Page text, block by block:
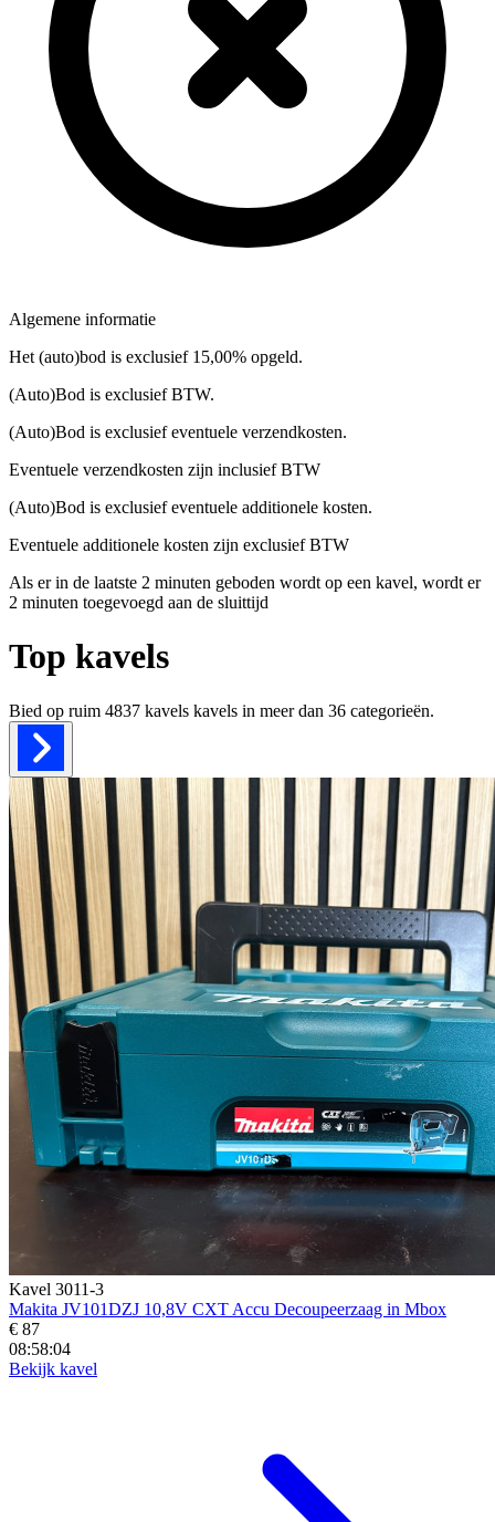
Algemene informatie
Het (auto)bod is exclusief 15,00% opgeld.
(Auto)Bod is exclusief BTW.
(Auto)Bod is exclusief eventuele verzendkosten.
Eventuele verzendkosten zijn inclusief BTW
(Auto)Bod is exclusief eventuele additionele kosten.
Eventuele additionele kosten zijn exclusief BTW
Als er in de laatste 2 minuten geboden wordt op een kavel, wordt er
2 minuten toegevoegd aan de sluittijd
Top kavels
Bied op ruim 4837 kavels kavels in meer dan 36 categorieën.
Kavel 3011-3
Makita JV101DZJ 10,8V CXT Accu Decoupeerzaag in Mbox
€ 87
08:58:02
Bekijk kavel